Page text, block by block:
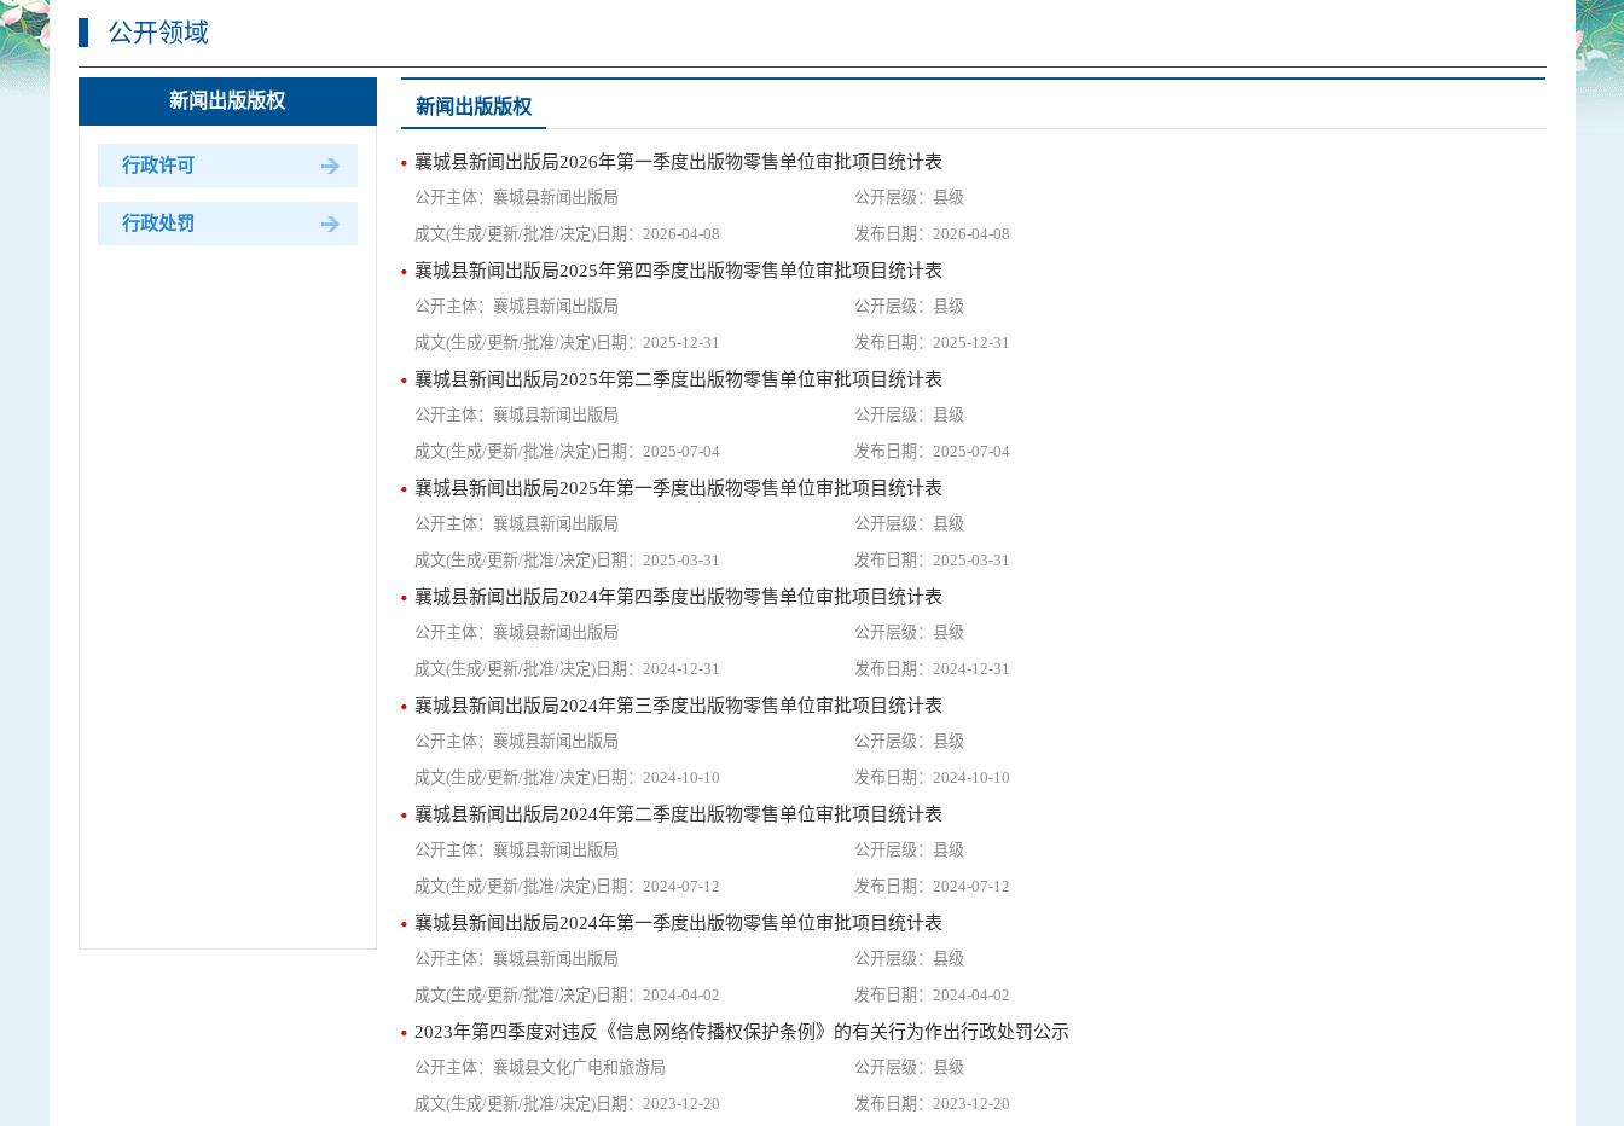
公开领域
新闻出版版权
行政许可
行政处罚
新闻出版版权
襄城县新闻出版局2026年第一季度出版物零售单位审批项目统计表
襄城县新闻出版局
县级
2026-04-08
2026-04-08
襄城县新闻出版局2025年第四季度出版物零售单位审批项目统计表
襄城县新闻出版局
县级
2025-12-31
2025-12-31
襄城县新闻出版局2025年第二季度出版物零售单位审批项目统计表
襄城县新闻出版局
县级
2025-07-04
2025-07-04
襄城县新闻出版局2025年第一季度出版物零售单位审批项目统计表
襄城县新闻出版局
县级
2025-03-31
2025-03-31
襄城县新闻出版局2024年第四季度出版物零售单位审批项目统计表
襄城县新闻出版局
县级
2024-12-31
2024-12-31
襄城县新闻出版局2024年第三季度出版物零售单位审批项目统计表
襄城县新闻出版局
县级
2024-10-10
2024-10-10
襄城县新闻出版局2024年第二季度出版物零售单位审批项目统计表
襄城县新闻出版局
县级
2024-07-12
2024-07-12
襄城县新闻出版局2024年第一季度出版物零售单位审批项目统计表
襄城县新闻出版局
县级
2024-04-02
2024-04-02
2023年第四季度对违反《信息网络传播权保护条例》的有关行为作出行政处罚公示
襄城县文化广电和旅游局
县级
2023-12-20
2023-12-20